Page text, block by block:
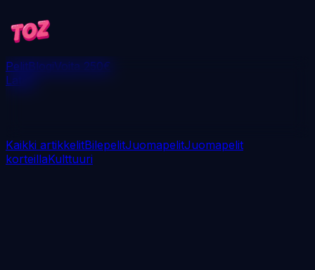
PelitBlogiVoita 250€
Lataa
Kaikki artikkelitBilepelitJuomapelitJuomapelit
korteillaKulttuuri